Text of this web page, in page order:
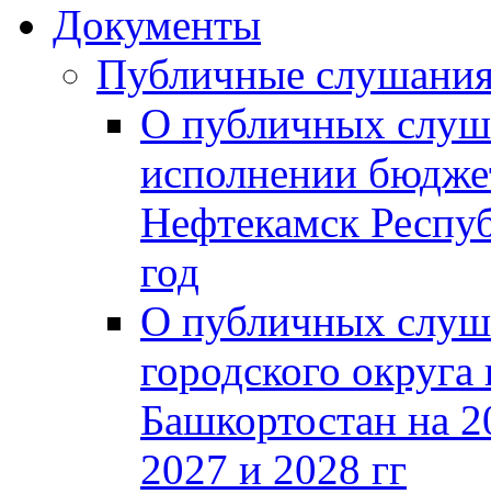
Документы
Публичные
О публичных
исполнении
Нефтекамск
год
О публичных
городского
Башкортостан на
2027 и 2028 гг